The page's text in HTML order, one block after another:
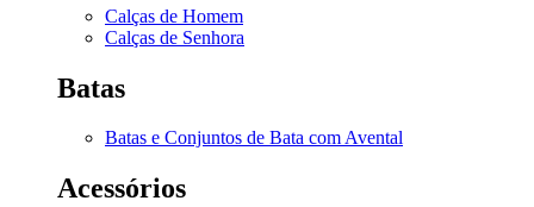
Calças de Homem
Calças de Senhora
Batas
Batas e Conjuntos de Bata com Avental
Acessórios